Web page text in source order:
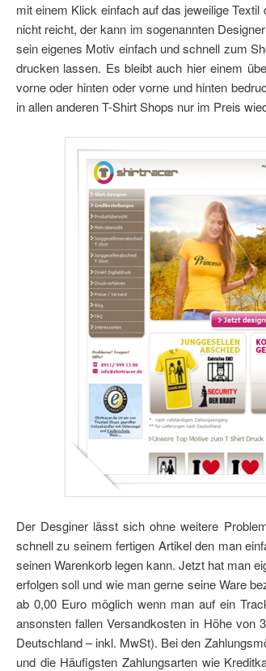
mit einem Klick einfach auf das jeweilige
nicht reicht, der kann im sogenannten
sein eigenes Motiv einfach und schnell zum
drucken lassen. Es bleibt auch hier einem
vorne oder hinten oder vorne und hinten
in allen anderen T-Shirt Shops nur im Preis
Der Desginer lässt sich ohne weitere
schnell zu seinem fertigen Artikel den man
seinen Warenkorb legen kann. Jetzt hat man
erfolgen soll und wie man gerne seine Ware
ab 0,00 Euro möglich wenn man auf ein
ansonsten fallen Versandkosten in Höhe von
Deutschland – inkl. MwSt). Bei den
und die Häufigsten Zahlungsarten wie